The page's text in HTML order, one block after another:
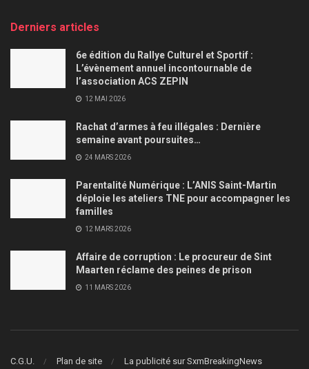
Derniers articles
6e édition du Rallye Culturel et Sportif :
L’évènement annuel incontournable de
l’association ACS ZEPIN
12 MAI 2026
Rachat d’armes à feu illégales : Dernière
semaine avant poursuites…
24 MARS 2026
Parentalité Numérique : L’ANIS Saint-Martin
déploie les ateliers TNE pour accompagner les
familles
12 MARS 2026
Affaire de corruption : Le procureur de Sint
Maarten réclame des peines de prison
11 MARS 2026
C.G.U. Plan de site La publicité sur SxmBreakingNews